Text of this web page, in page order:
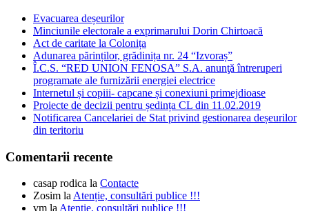
Evacuarea deșeurilor
Minciunile electorale a exprimarului Dorin Chirtoacă
Act de caritate la Colonița
Adunarea părinților, grădinița nr. 24 “Izvoraș”
Î.C.S. “RED UNION FENOSA” S.A. anunţă întreruperi
programate ale furnizării energiei electrice
Internetul și copiii- capcane și conexiuni primejdioase
Proiecte de decizii pentru ședința CL din 11.02.2019
Notificarea Cancelariei de Stat privind gestionarea deșeurilor
din teritoriu
Comentarii recente
casap rodica la Contacte
Zosim la Atenție, consultări publice !!!
vm la Atenție, consultări publice !!!